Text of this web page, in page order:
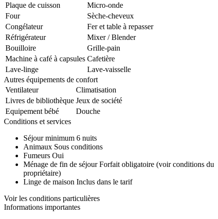
Plaque de cuisson
Micro-onde
Four
Sèche-cheveux
Congélateur
Fer et table à repasser
Réfrigérateur
Mixer / Blender
Bouilloire
Grille-pain
Machine à café à capsules Cafetière
Lave-linge
Lave-vaisselle
Autres équipements de confort
Ventilateur
Climatisation
Livres de bibliothèque Jeux de société
Equipement bébé
Douche
Conditions et services
Séjour minimum 6 nuits
Animaux Sous conditions
Fumeurs Oui
Ménage de fin de séjour Forfait obligatoire (voir conditions du
propriétaire)
Linge de maison Inclus dans le tarif
Voir les conditions particulières
Informations importantes